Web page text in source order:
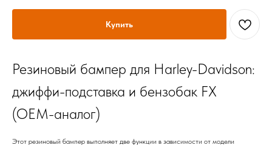
Купить
Резиновый бампер для Harley-Davidson:
джиффи-подставка и бензобак FX
(OEM-аналог)
Этот резиновый бампер выполняет две функции в зависимости от модели